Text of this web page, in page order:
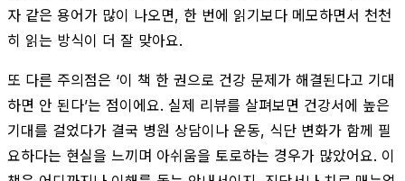
자 같은 용어가 많이 나오면, 한 번에 읽기보다 메모하면서 천천
히 읽는 방식이 더 잘 맞아요.
또 다른 주의점은 ‘이 책 한 권으로 건강 문제가 해결된다고 기대
하면 안 된다’는 점이에요. 실제 리뷰를 살펴보면 건강서에 높은
기대를 걸었다가 결국 병원 상담이나 운동, 식단 변화가 함께 필
요하다는 현실을 느끼며 아쉬움을 토로하는 경우가 많았어요. 이